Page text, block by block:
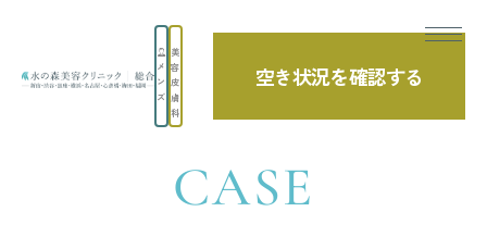
メ
ン
ズ
美
容
皮
膚
科
空き状況を確認する
TOP 銀座院副院長 石原健志の症例写真
CASE